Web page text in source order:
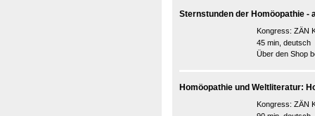
Sternstunden der Homöopathie -
Kongress: ZÄN
45 min, deutsch
Über den Shop
Homöopathie und Weltliteratur:
Kongress: ZÄN